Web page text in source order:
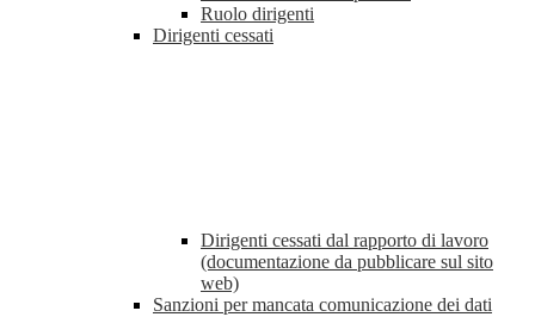
Ruolo dirigenti
Dirigenti cessati
Dirigenti cessati dal rapporto di lavoro
(documentazione da pubblicare sul sito
web)
Sanzioni per mancata comunicazione dei dati